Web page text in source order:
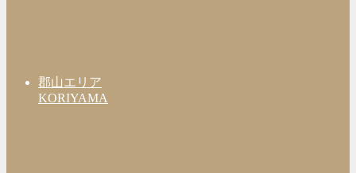
郡山エリア
KORIYAMA